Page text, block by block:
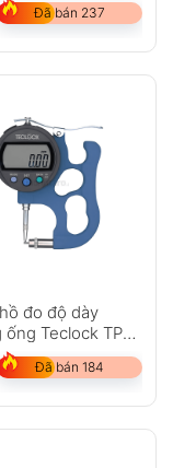
Đã bán 237
đo độ dày
Teclock TPD-
Đã bán 184